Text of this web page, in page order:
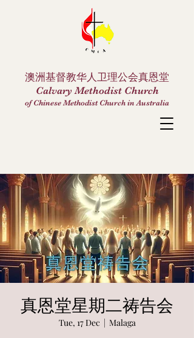
澳洲基督教华人卫理公会真恩堂
Calvary Methodist Church
of Chinese Methodist Church in Australia
真恩堂星期二祷告会
Tue, 17 Dec
  |
Malaga